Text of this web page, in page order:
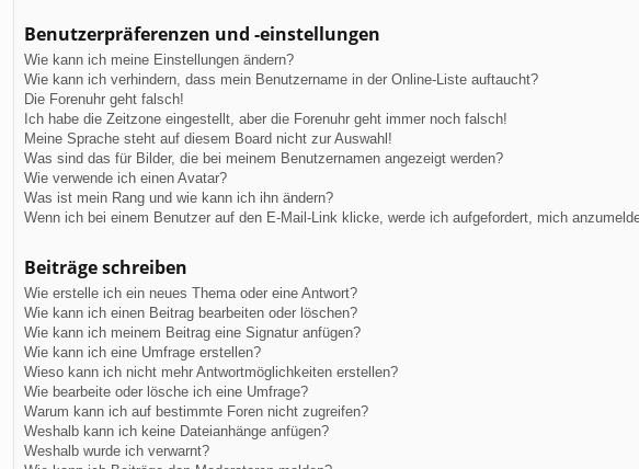
Benutzerpräferenzen und -einstellungen
Wie kann ich meine Einstellungen ändern?
Wie kann ich verhindern, dass mein Benutzername in der Online-Liste auftaucht?
Die Forenuhr geht falsch!
Ich habe die Zeitzone eingestellt, aber die Forenuhr geht immer noch falsch!
Meine Sprache steht auf diesem Board nicht zur Auswahl!
Was sind das für Bilder, die bei meinem Benutzernamen angezeigt werden?
Wie verwende ich einen Avatar?
Was ist mein Rang und wie kann ich ihn ändern?
Wenn ich bei einem Benutzer auf den E-Mail-Link klicke, werde ich aufgefordert, mich
Beiträge schreiben
Wie erstelle ich ein neues Thema oder eine Antwort?
Wie kann ich einen Beitrag bearbeiten oder löschen?
Wie kann ich meinem Beitrag eine Signatur anfügen?
Wie kann ich eine Umfrage erstellen?
Wieso kann ich nicht mehr Antwortmöglichkeiten erstellen?
Wie bearbeite oder lösche ich eine Umfrage?
Warum kann ich auf bestimmte Foren nicht zugreifen?
Weshalb kann ich keine Dateianhänge anfügen?
Weshalb wurde ich verwarnt?